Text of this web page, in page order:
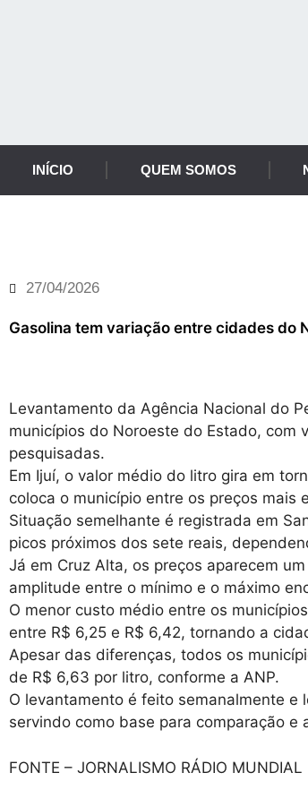
INÍCIO QUEM SOMOS
27/04/2026
Gasolina tem variação entre cidades do
Levantamento da Agência Nacional do
municípios do Noroeste do Estado, com
pesquisadas.
Em Ijuí, o valor médio do litro gira em
coloca o município entre os preços mais
Situação semelhante é registrada em
picos próximos dos sete reais,
Já em Cruz Alta, os preços aparecem
amplitude entre o mínimo e o máximo
O menor custo médio entre os
entre R$ 6,25 e R$ 6,42, tornando a
Apesar das diferenças, todos os
de R$ 6,63 por litro, conforme a ANP.
O levantamento é feito semanalmente e
servindo como base para comparação
FONTE – JORNALISMO RÁDIO MUNDIAL